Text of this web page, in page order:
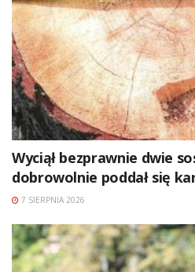
Wyciął bezprawnie dwie
dobrowolnie poddał się
7 SIERPNIA 2026